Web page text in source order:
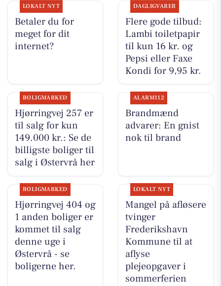
LOKALT NYT
Betaler du for
meget for dit
internet?
DAGLIGVARER
Flere gode tilbud:
Lambi toiletpapir
til kun 16 kr. og
Pepsi eller Faxe
Kondi for 9,95 kr.
BOLIGMARKED
Hjørringvej 257 er
til salg for kun
149.000 kr.: Se de
billigste boliger til
salg i Østervrå her
ALARM112
Brandmænd
advarer: En gnist
nok til brand
BOLIGMARKED
Hjørringvej 404 og
1 anden boliger er
kommet til salg
denne uge i
Østervrå - se
boligerne her.
LOKALT NYT
Mangel på afløsere
tvinger
Frederikshavn
Kommune til at
aflyse
plejeopgaver i
sommerferien